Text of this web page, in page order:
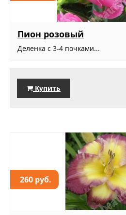
Пион розовый
Деленка с 3-4 почками...
Купить
260 руб.